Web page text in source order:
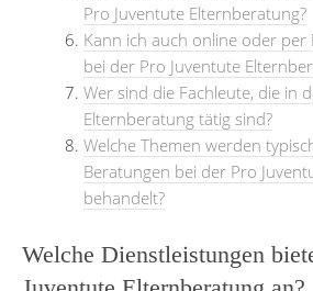
Pro Juventute Elternberatung?
Kann ich auch online oder per
bei der Pro Juventute
Wer sind die Fachleute, die in
Elternberatung tätig sind?
Welche Themen werden
Beratungen bei der Pro
behandelt?
Welche Dienstleistungen